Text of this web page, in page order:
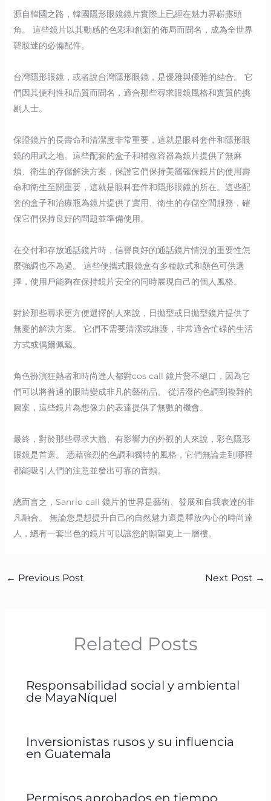
源自韓國之路，韓國隱形眼鏡鏡片實際上已經在魅力界嶄露頭
角。 這些鏡片以其動感的色彩和創新的佈局而聞名，成為全世界
韓妝迷的必備配件。
台灣隱形眼鏡，或者說台灣隱形眼鏡，是優雅與優雅的結合。 它
們因其便利性和品質而聞名，適合那些尋求眼鏡風格和實質的挑
剔人士。
保證鏡片的長壽命和清潔度非常重要，這就是眼科套件和隱形眼
鏡的用武之地。這些配套的盒子和補救容器為鏡片提供了無麻
煩、衛生的存儲解決方案，保證它們保持美麗確保鏡片的使用壽
命和衛生至關重要，這就是眼科套件和隱形眼鏡的所在。這些配
套的盒子和治療瓶為鏡片提供了實用、衛生的存儲空間服務，確
保它們保持良好的問題並準備使用。
在交付和存放通話鏡片時，信譽良好的通話鏡片情況的重要性怎
麼強調也不為過。 這些便攜式眼鏡盒有多種款式和顏色可供選
擇，使用戶能夠在保持鏡片安全的同時展現自己的個人風格。
對於那些尋求更方便選擇的人來說，日拋型或日拋型鏡片提供了
無憂的解決方案。 它們不需要清潔或維護，非常適合忙碌的生活
方式或偶爾佩戴。
角色扮演狂熱者和時尚達人都對cos call 鏡片贊不絕口，因為它
們可以將普通的眼睛變成非凡的藝術品。 從活潑的色調到複雜的
圖案，這些鏡片為想像力的表達提供了無數的機會。
最終，對於那些尋求大膽、有影響力的外觀的人來說，彩色隱形
眼鏡是首選。 憑藉強烈的色調和獨特的風格，它們無論走到哪裡
都能吸引人們的注意並發出可靠的音頻。
總而言之，Sanrio call 鏡片的世界是藝術、發展和自我表達的非
凡融合。 無論您是想提升自己的自然魅力還是釋放內心的時尚達
人，總有一套出色的鏡片可以讓您的願望更上一層樓。
← Previous Post Next Post →
Related Posts
Responsabilidad social y ambiental
de MayaNíquel
Inversionistas rusos y su influencia
en Guatemala
Permisos aprobados en tiempo